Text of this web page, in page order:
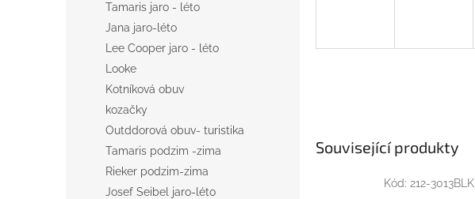
Tamaris jaro - léto
Jana jaro-léto
Lee Cooper jaro - léto
Looke
Kotníková obuv
kozačky
Outddorová obuv- turistika
Tamaris podzim -zima
Rieker podzim-zima
Josef Seibel jaro-léto
Související produkty
Kód: 212-3013BLK